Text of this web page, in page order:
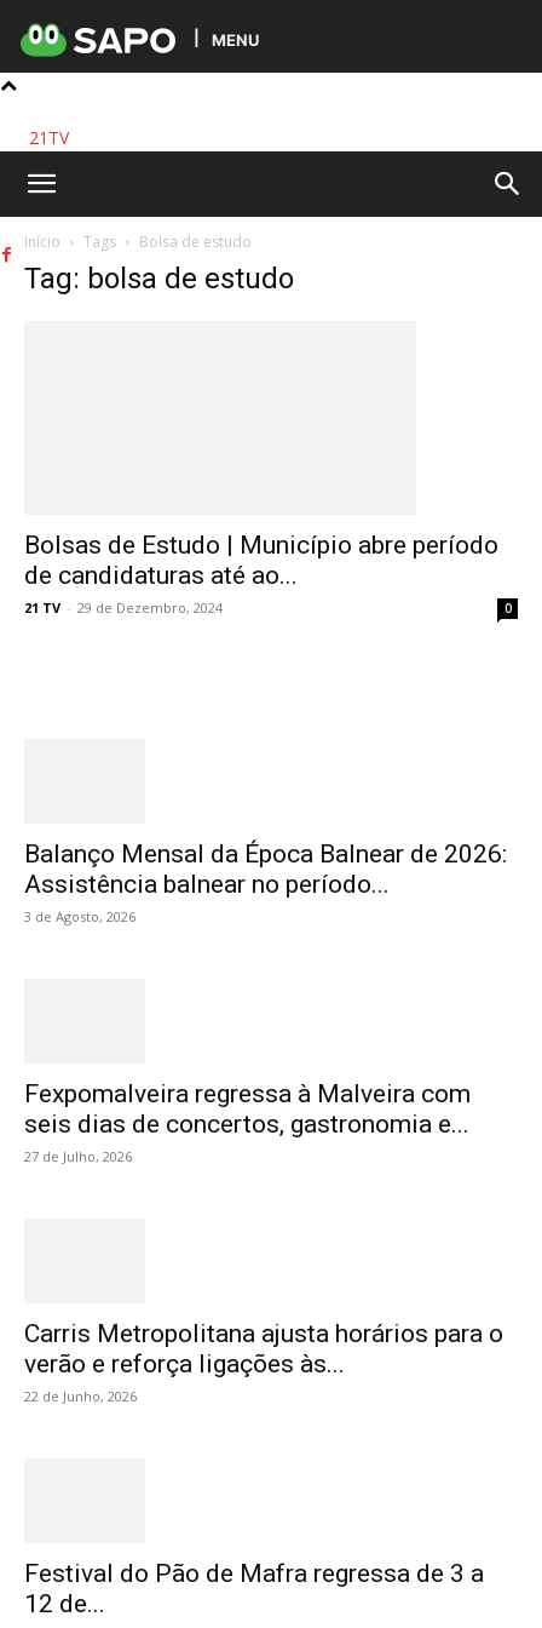
MENU
21TV
Início Tags Bolsa de estudo
Tag: bolsa de estudo
Bolsas de Estudo | Município abre período
de candidaturas até ao...
21 TV - 29 de Dezembro, 2024 0
Balanço Mensal da Época Balnear de 2026:
Assistência balnear no período...
3 de Agosto, 2026
Fexpomalveira regressa à Malveira com
seis dias de concertos, gastronomia e...
27 de Julho, 2026
Carris Metropolitana ajusta horários para o
verão e reforça ligações às...
22 de Junho, 2026
Festival do Pão de Mafra regressa de 3 a
12 de...